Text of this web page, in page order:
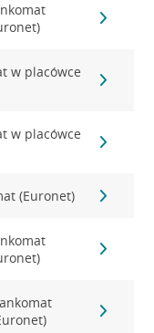
w placówce
w placówce
(Euronet)